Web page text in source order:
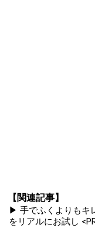
【関連記事】
▶ 手でふくよりもキ
をリアルにお試し